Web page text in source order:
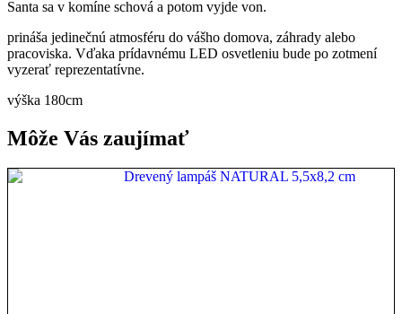
Santa sa v komíne schová a potom vyjde von.
prináša jedinečnú atmosféru do vášho domova, záhrady alebo
pracoviska. Vďaka prídavnému LED osvetleniu bude po zotmení
vyzerať reprezentatívne.
výška 180cm
Môže Vás zaujímať